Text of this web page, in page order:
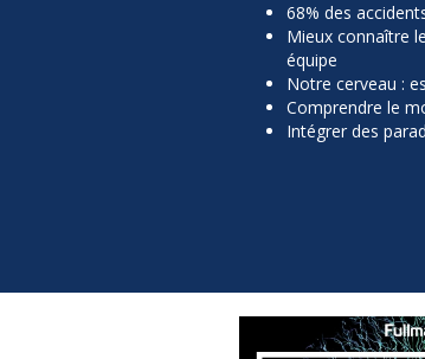
68% des
Mieux connaître
équipe
Notre cerveau :
Comprendre le
Intégrer des